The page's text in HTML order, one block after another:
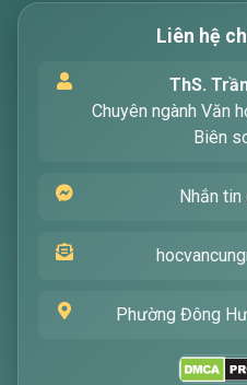
tìm kiếm các bài viết về
khóa mà bạn quan tâm,
Liên hệ
ThS.
Chuyên ngành Văn
Biên
Nhắn tin
Phường Đông